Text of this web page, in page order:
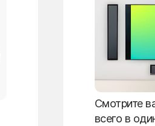
Смотрите
всего в